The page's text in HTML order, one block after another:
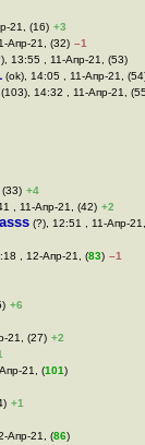
21, (16) +3
Апр-21, (32) –1
13:55 , 11-Апр-21, (53)
(ok), 14:05 , 11-Апр-21,
(103), 14:32 , 11-Апр-21,
+4
, 11-Апр-21, (42) +2
(?), 12:51 , 11-Апр-
, 12-Апр-21, (83) –1
+6
21, (27) +2
21, (101)
+1
Апр-21, (86)